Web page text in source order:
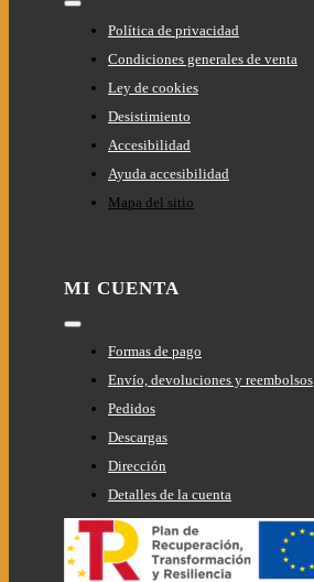
Toggle
NavigationPolítica de privacidad
Condiciones generales de venta
Ley de cookies
Desistimiento
Accesibilidad
Ayuda accesibilidad
Mapa del sitio
MI CUENTA
Toggle
NavigationFormas de pago
Envío, devoluciones y reembolsos
Pedidos
Descargas
Dirección
Detalles de la cuenta